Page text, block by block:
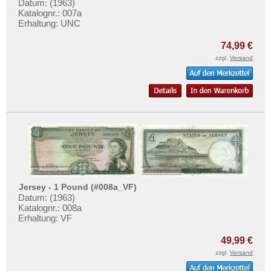
Litauen
Moldawien
Montenegro
Niederlande
Nordirland
Norwegen
Österreich
Polen
Testbanknoten
Banknotenbriefe
Ihre Bewertungen
Kontakt
Informationen
Preislisten
Ankauf
Erhaltungsgrade
Datum: (1963)
Katalognr.: 007a
Erhaltung: UNC
74,99 €
zzgl. Versand
Jersey - 1 Pound (#008a_VF)
Datum: (1963)
Katalognr.: 008a
Erhaltung: VF
49,99 €
zzgl. Versand